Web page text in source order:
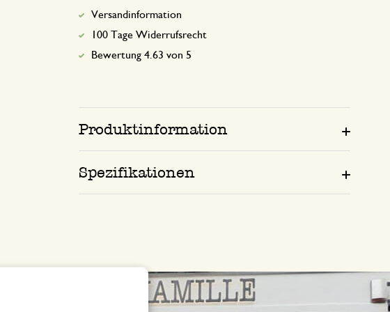
Versandinformation
100 Tage Widerrufsrecht
Bewertung 4.63 von 5
Produktinformation
Spezifikationen